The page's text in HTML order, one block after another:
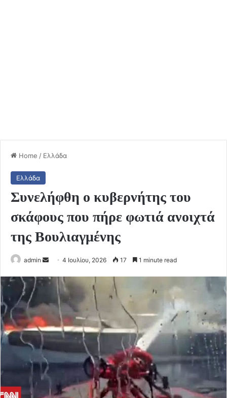
Home / Ελλάδα
Ελλάδα
Συνελήφθη ο κυβερνήτης του
σκάφους που πήρε φωτιά ανοιχτά
της Βουλιαγμένης
admin
Send
email
4 Ιουλίου, 2026 17 1 minute read